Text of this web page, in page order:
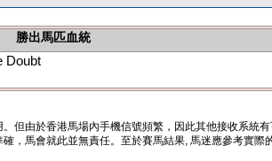
勝出馬匹血統
Doubt
但由於香港馬場內手機信號頻繁，因此其他接收系統
，馬會就此並無責任。至於賽馬結果, 馬迷應參考實際